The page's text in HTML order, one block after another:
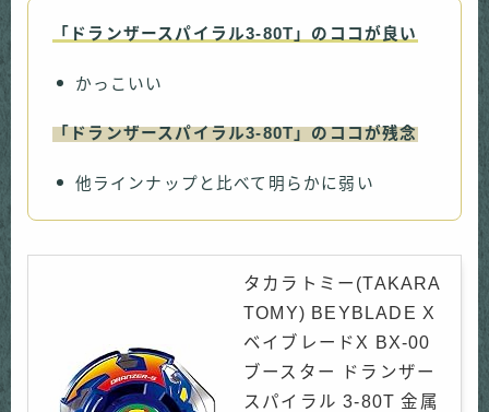
「ドランザースパイラル3-80T」のココが良い
かっこいい
「ドランザースパイラル3-80T」のココが残念
他ラインナップと比べて明らかに弱い
タカラトミー(TAKARA
TOMY) BEYBLADE X
ベイブレードX BX-00
ブースター ドランザー
スパイラル 3-80T 金属